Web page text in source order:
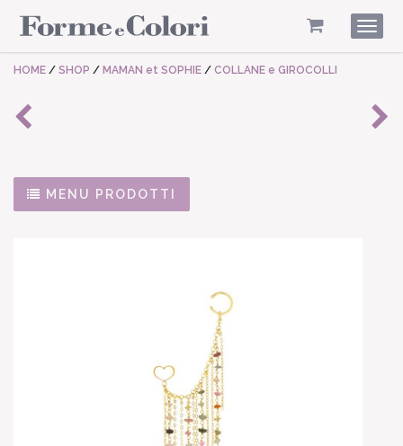
HOME / SHOP / MAMAN et SOPHIE / COLLANE e GIROCOLLI
MENU PRODOTTI